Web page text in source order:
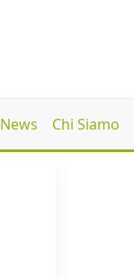
News Chi Siamo